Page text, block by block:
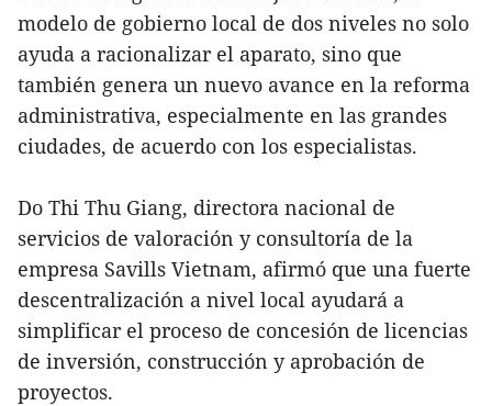
modelo de gobierno local de dos niveles no solo
ayuda a racionalizar el aparato, sino que
también genera un nuevo avance en la reforma
administrativa, especialmente en las grandes
ciudades, de acuerdo con los especialistas.
Do Thi Thu Giang, directora nacional de
servicios de valoración y consultoría de la
empresa Savills Vietnam, afirmó que una fuerte
descentralización a nivel local ayudará a
simplificar el proceso de concesión de licencias
de inversión, construcción y aprobación de
proyectos.